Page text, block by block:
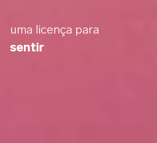
uma licença para
sentir